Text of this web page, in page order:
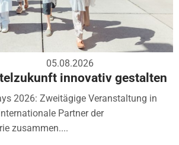
05.08.2026
innovativ gestalten
2026: Zweitägige Veranstaltung in
Partner der
zusammen....